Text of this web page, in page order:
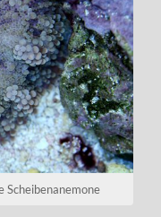
Scheibenanemone